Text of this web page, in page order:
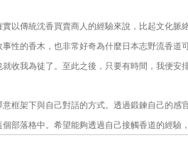
以傳統沈香買賣商人的經驗來說，比起文化脈
性的香木，也非常好奇為什麼日本志野流香道
收我為徒了。至此之後，只要有時間，我便安
框架下與自己對話的方式。透過鍛鍊自己的感
部落格中。希望能夠透過自己接觸香道的經驗